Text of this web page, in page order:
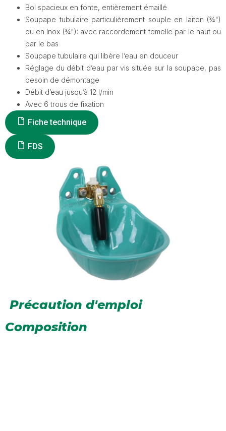
Bol spacieux en fonte, entièrement émaillé
Soupape tubulaire particulièrement souple en laiton (¾")
ou en Inox (¾"): avec raccordement femelle par le haut ou
par le bas
Soupape tubulaire qui libère l’eau en douceur
Réglage du débit d’eau par vis située sur la soupape, pas
besoin de démontage
Débit d’eau jusqu’à 12 l/min
Avec 6 trous de fixation
Fiche technique
FDS
Précaution d'emploi
Composition